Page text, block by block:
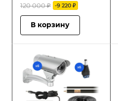
120 000 ₽ -9 220 ₽
В корзину